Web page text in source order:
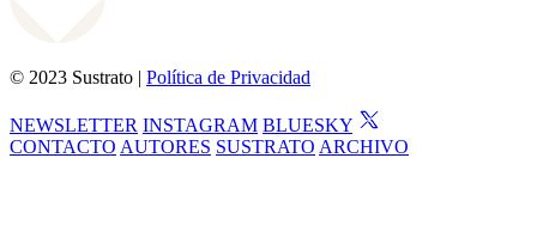
© 2023 Sustrato | Política de Privacidad
NEWSLETTER INSTAGRAM BLUESKY
CONTACTO AUTORES SUSTRATO ARCHIVO